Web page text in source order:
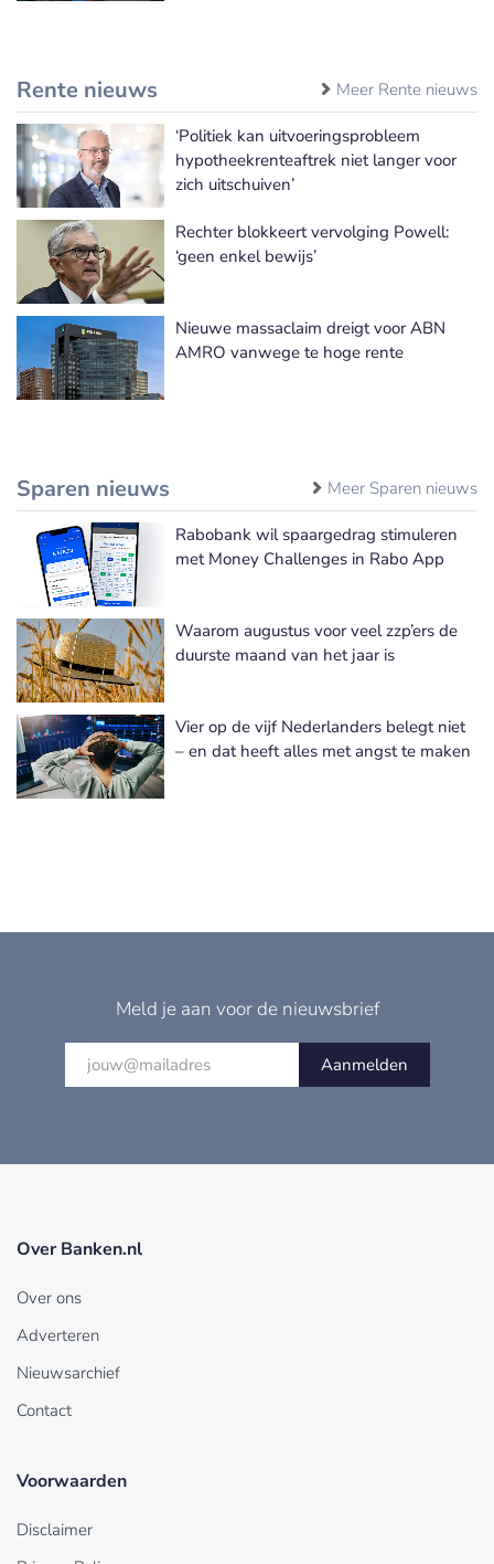
Rente nieuws Meer Rente nieuws
‘Politiek kan uitvoeringsprobleem
hypotheekrenteaftrek niet langer voor
zich uitschuiven’
Rechter blokkeert vervolging Powell:
‘geen enkel bewijs’
Nieuwe massaclaim dreigt voor ABN
AMRO vanwege te hoge rente
Sparen nieuws Meer Sparen nieuws
Rabobank wil spaargedrag stimuleren
met Money Challenges in Rabo App
Waarom augustus voor veel zzp’ers de
duurste maand van het jaar is
Vier op de vijf Nederlanders belegt niet
– en dat heeft alles met angst te maken
Meld je aan voor de nieuwsbrief
Aanmelden
Over Banken.nl
Over ons
Adverteren
Nieuwsarchief
Contact
Voorwaarden
Disclaimer